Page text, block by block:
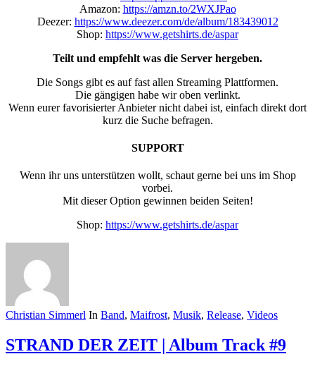
Amazon: https://amzn.to/2WXJPao
Deezer: https://www.deezer.com/de/album/183439012
Shop: https://www.getshirts.de/aspar
Teilt und empfehlt was die Server hergeben.
Die Songs gibt es auf fast allen Streaming Plattformen.
Die gängigen habe wir oben verlinkt.
Wenn eurer favorisierter Anbieter nicht dabei ist, einfach direkt dort
kurz die Suche befragen.
SUPPORT
Wenn ihr uns unterstützen wollt, schaut gerne bei uns im Shop
vorbei.
Mit dieser Option gewinnen beiden Seiten!
Shop: https://www.getshirts.de/aspar
Christian Simmerl In Band, Maifrost, Musik, Release, Videos
STRAND DER ZEIT | Album Track #9